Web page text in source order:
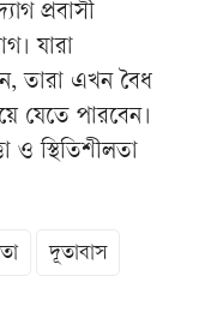
প্রবাসী
যারা
তারা এখন বৈধ
যেতে পারবেন।
ও স্থিতিশীলতা
দূতাবাস